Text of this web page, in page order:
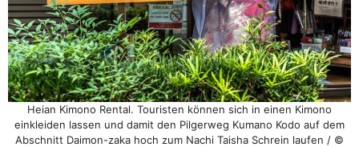
Heian Kimono Rental. Touristen können sich in einen Kimono
einkleiden lassen und damit den Pilgerweg Kumano Kodo auf dem
Abschnitt Daimon-zaka hoch zum Nachi Taisha Schrein laufen / ©